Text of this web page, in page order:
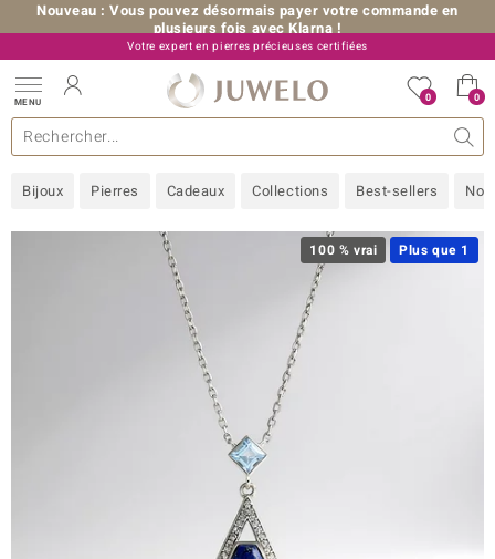
Nouveau : Vous pouvez désormais payer votre commande en
plusieurs fois avec Klarna !
Votre expert en pierres précieuses certifiées
+33 (0) 176 54 10 36
MENU 0 0
Bijoux Pierres Cadeaux Collections Best-sellers
bijoux Design Métal Précieux Taille de bague
précieuses Pierres préférées Pierres précieuses par couleur
collections
de A à Z Généralités Bon à savoir Nos conseils
Ventes-flash Juwelo
100 % vrai Plus que 1